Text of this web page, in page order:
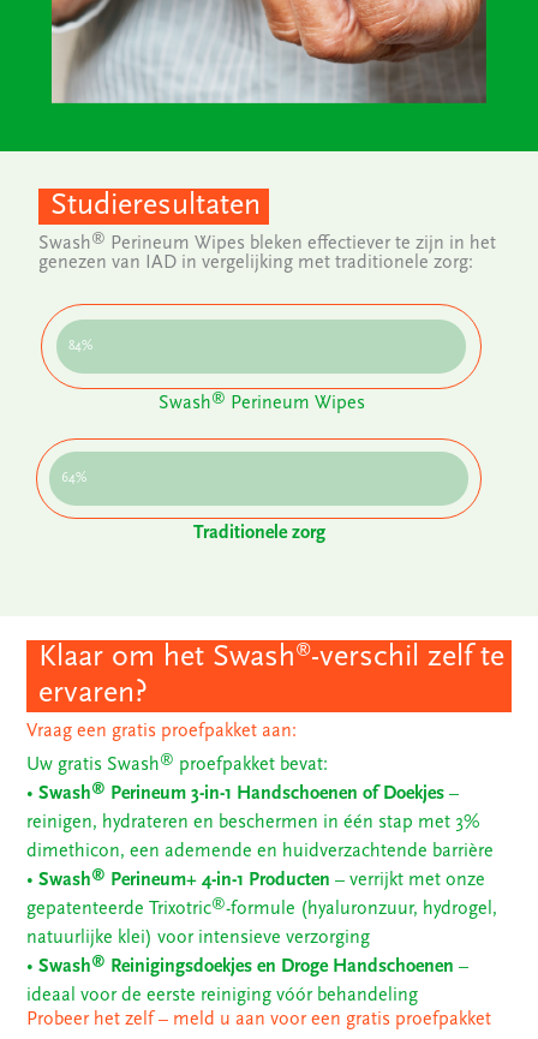
Studieresultaten
Swash®
Perineum Wipes bleken effectiever te zijn in het
genezen van IAD in vergelijking met traditionele zorg:
84%
Swash® Perineum Wipes
64%
Traditionele zorg
Klaar om het Swash ®-verschil zelf te
ervaren?
Vraag een gratis proefpakket aan:
Uw gratis Swash® proefpakket bevat:
•Swash® Perineum 3-in-1 Handschoenen of Doekjes –
reinigen, hydrateren en beschermen in één stap met 3%
dimethicon, een ademende en huidverzachtende barrière
•Swash® Perineum+ 4-in-1 Producten – verrijkt met onze
gepatenteerde Trixotric®-formule (hyaluronzuur, hydrogel,
natuurlijke klei) voor intensieve verzorging
•Swash® Reinigingsdoekjes en Droge Handschoenen –
ideaal voor de eerste reiniging vóór behandeling
Probeer het zelf – meld u aan voor een gratis proefpakket